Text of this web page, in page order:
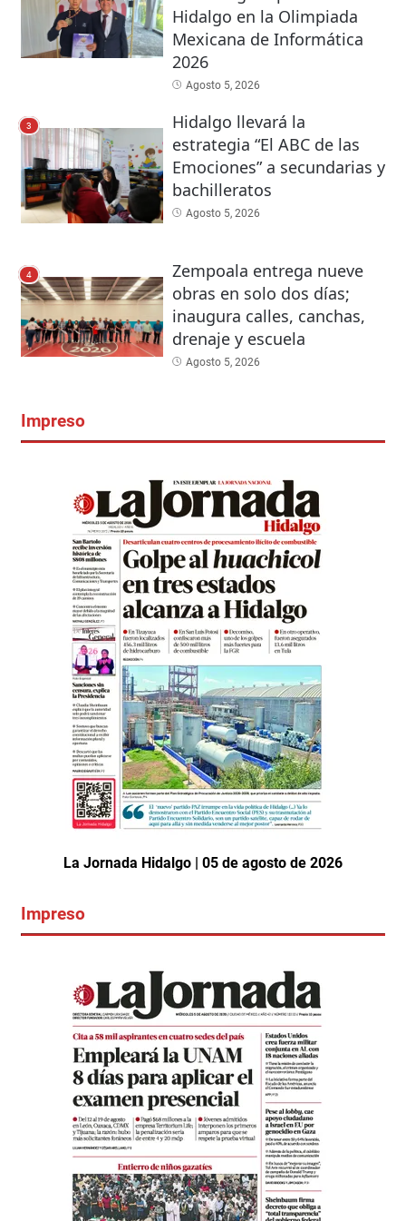
Hidalgo en la Olimpiada
Mexicana de Informática
2026
Agosto 5, 2026
3
Hidalgo llevará la
estrategia “El ABC de las
Emociones” a secundarias y
bachilleratos
Agosto 5, 2026
4
Zempoala entrega nueve
obras en solo dos días;
inaugura calles, canchas,
drenaje y escuela
Agosto 5, 2026
Impreso
La Jornada Hidalgo | 05 de agosto de 2026
Impreso